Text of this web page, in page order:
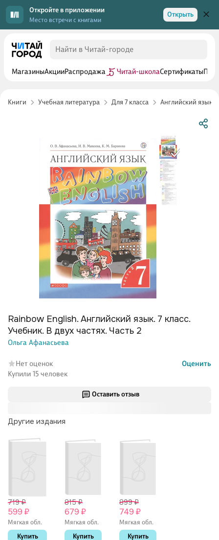
Откройте в приложении
Место встречи с книгами
Открыть
МагазиныАкцииРаспродажа Читай-школаСертификаты
Книги Учебная литература Для 7 класса Английский язык 7
Оставить отзыв
Другие издания
719 ₽
599 ₽
Мягкая обл.
Купить
815 ₽
679 ₽
Мягкая обл.
Купить
899 ₽
749 ₽
Мягкая обл.
Купить
Rainbow English. Английский язык. 7 класс.
Учебник. В двух частях. Часть 2
Ольга Афанасьева
Нет оценок
Оценить
Купили 15 человек